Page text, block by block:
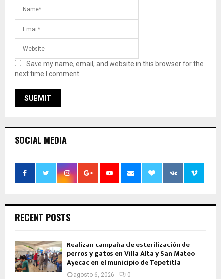
Save my name, email, and website in this browser for the
next time I comment.
SOCIAL MEDIA
RECENT POSTS
Realizan campaña de esterilización de
perros y gatos en Villa Alta y San Mateo
Ayecac en el municipio de Tepetitla
agosto 6, 2026 0